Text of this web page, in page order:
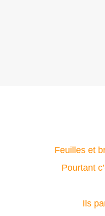
Feuilles et
Pourtant
Ils